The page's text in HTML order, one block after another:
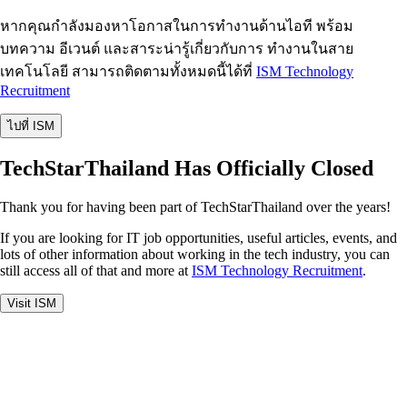
หากคุณกำลังมองหาโอกาสในการทำงานด้านไอที พร้อม
บทความ อีเวนต์ และสาระน่ารู้เกี่ยวกับการ ทำงานในสาย
เทคโนโลยี สามารถติดตามทั้งหมดนี้ได้ที่ ISM Technology
Recruitment
ไปที่ ISM
TechStarThailand Has Officially Closed
Thank you for having been part of TechStarThailand over the years!
If you are looking for IT job opportunities, useful articles, events, and
lots of other information about working in the tech industry, you can
still access all of that and more at ISM Technology Recruitment.
Visit ISM